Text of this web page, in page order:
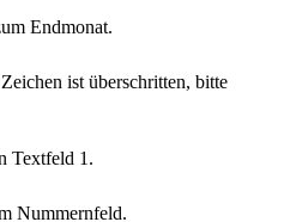
Endmonat.
ist überschritten, bitte
Textfeld 1.
Nummernfeld.